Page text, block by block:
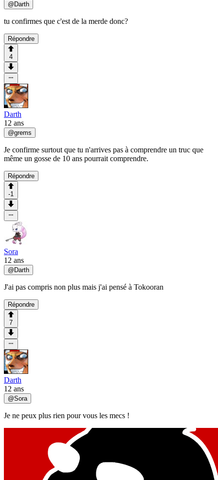
@ Darth
tu confirmes que c'est de la merde donc?
Répondre
4
Darth
12 ans
@grems
Je confirme surtout que tu n'arrives pas à comprendre un truc que
même un gosse de 10 ans pourrait comprendre.
Répondre
-1
Sora
12 ans
@ Darth
J'ai pas compris non plus mais j'ai pensé à Tokooran
Répondre
7
Darth
12 ans
@Sora
Je ne peux plus rien pour vous les mecs !